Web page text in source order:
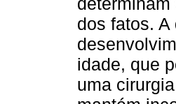
dos fatos.
idade, que
uma